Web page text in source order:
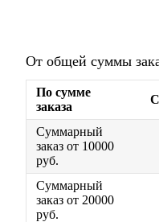
От общей суммы
По сумме
заказа
Суммарный
заказ от 10000
руб.
Суммарный
заказ от 20000
руб.